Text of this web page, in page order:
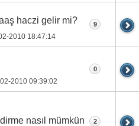
haczi gelir mi?
2010 18:47:14
9
2010 09:39:02
0
nasıl mümkün
2